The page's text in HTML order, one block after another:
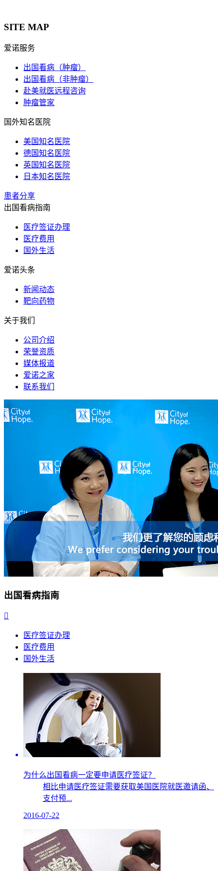
SITE MAP
爱诺服务
出国看病（肿瘤）
出国看病（非肿瘤）
赴美就医远程咨询
肿瘤管家
国外知名医院
美国知名医院
德国知名医院
英国知名医院
日本知名医院
患者分享
出国看病指南
医疗签证办理
医疗费用
国外生活
爱诺头条
新闻动态
靶向药物
关于我们
公司介绍
荣誉资质
媒体报道
爱诺之家
联系我们
出国看病指南

医疗签证办理
医疗费用
国外生活
为什么出国看病一定要申请医疗签证？
相比申请医疗签证需要获取美国医院就医邀请函、
支付预...
2016-07-22